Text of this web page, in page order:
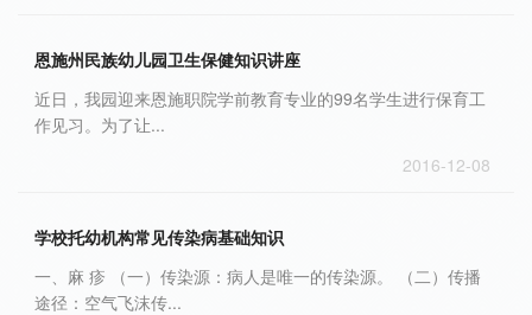
恩施州民族幼儿园卫生保健知识讲座
近日，我园迎来恩施职院学前教育专业的99名学生进行保育工
作见习。为了让...
2016-12-08
学校托幼机构常见传染病基础知识
一、麻 疹 （一）传染源：病人是唯一的传染源。 （二）传播
途径：空气飞沫传...